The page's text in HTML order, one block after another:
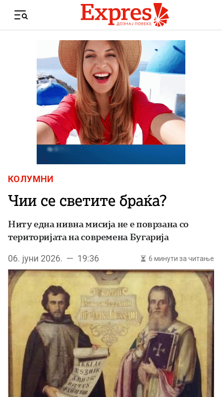
Menu
КОЛУМНИ
Чии се светите браќа?
Ниту една нивна мисија не е поврзана со
територијата на современа Бугарија
06. јуни 2026. — 19:36 6 минути за читање